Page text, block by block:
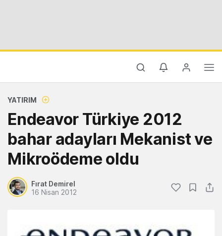
YATIRIM
Endeavor Türkiye 2012
bahar adayları Mekanist ve
Mikroödeme oldu
Fırat Demirel
16 Nisan 2012